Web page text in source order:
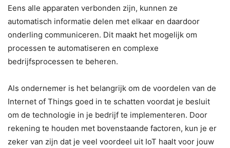
Eens alle apparaten verbonden zijn, kunnen ze
automatisch informatie delen met elkaar en daardoor
onderling communiceren. Dit maakt het mogelijk om
processen te automatiseren en complexe
bedrijfsprocessen te beheren.
Als ondernemer is het belangrijk om de voordelen van de
Internet of Things goed in te schatten voordat je besluit
om de technologie in je bedrijf te implementeren. Door
rekening te houden met bovenstaande factoren, kun je er
zeker van zijn dat je veel voordeel uit IoT haalt voor jouw